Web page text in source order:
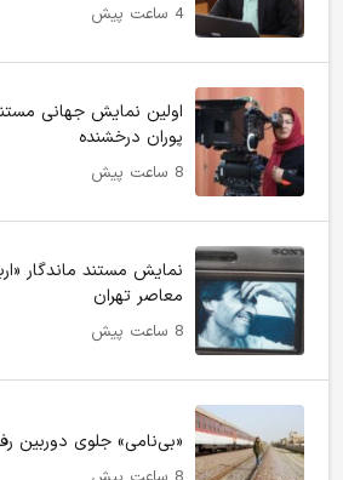
4 ساعت پیش
اولین نمایش جهانی
پوران درخشنده
8 ساعت پیش
نمایش مستند ماندگار
معاصر تهران
8 ساعت پیش
«بی‌نامی» جلوی دوربین